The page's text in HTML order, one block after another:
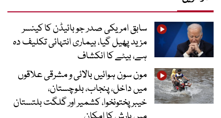
سابق امریکی صدر جو بائیڈن کا کینسر
مزید پھیل گیا، بیماری انتہائی تکلیف دہ
ہے، بیٹے کا انکشاف
مون سون ہوائیں بالائی و مشرقی علاقوں
میں داخل، پنجاب، بلوچستان،
خیبرپختونخوا، کشمیر اور گلگت بلتستان